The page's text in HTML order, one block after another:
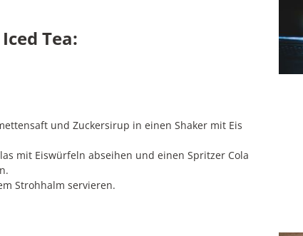
Tea:
und Zuckersirup in einen Shaker mit Eis
mit Eiswürfeln abseihen und einen Spritzer Cola
Strohhalm servieren.